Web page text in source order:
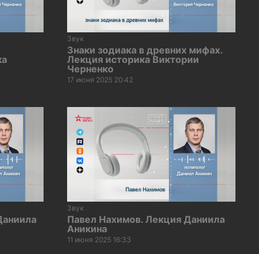
Звук
Знаки зодиака в древних мифах.
Лекция историка Виктории
Черненко
17 июня 2025 20:42
Звук
Павел Нахимов. Лекция Даниила
Аникина
11 июня 2025 16:33